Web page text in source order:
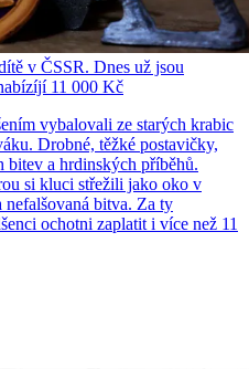
v ČSSR. Dnes už jsou
11 000 Kč
vybalovali ze starých krabic
Drobné, těžké postavičky,
bitev a hrdinských příběhů.
si kluci střežili jako oko v
nefalšovaná bitva. Za ty
ochotni zaplatit i více než 11